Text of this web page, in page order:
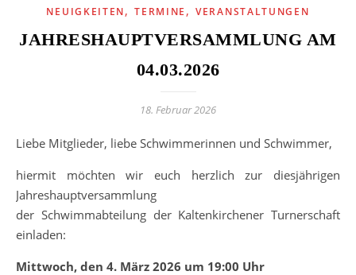
NEUIGKEITEN,TERMINE ,VERANSTALTUNGEN
JAHRESHAUPTVERSAMMLUNG AM
04.03.2026
18. Februar 2026
Liebe Mitglieder, liebe Schwimmerinnen und Schwimmer,
hiermit möchten wir euch herzlich zur diesjährigen
Jahreshauptversammlung
der Schwimmabteilung der Kaltenkirchener Turnerschaft
einladen:
Mittwoch, den 4. März 2026 um 19:00 Uhr